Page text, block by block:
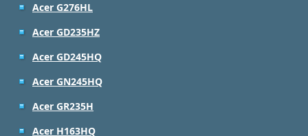
Acer G276HL
Acer GD235HZ
Acer GD245HQ
Acer GN245HQ
Acer GR235H
Acer H163HQ